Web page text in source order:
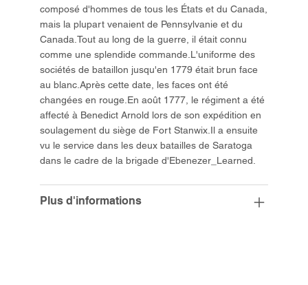
composé d'hommes de tous les États et du Canada,
mais la plupart venaient de Pennsylvanie et du
Canada.Tout au long de la guerre, il était connu
comme une splendide commande.L'uniforme des
sociétés de bataillon jusqu'en 1779 était brun face
au blanc.Après cette date, les faces ont été
changées en rouge.En août 1777, le régiment a été
affecté à Benedict Arnold lors de son expédition en
soulagement du siège de Fort Stanwix.Il a ensuite
vu le service dans les deux batailles de Saratoga
dans le cadre de la brigade d'Ebenezer_Learned.
Plus d'informations